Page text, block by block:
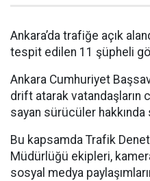
Ankara’da trafiğe açık
tespit edilen 11 şüpheli
Ankara Cumhuriyet
drift atarak vatandaşların
sayan sürücüler
Bu kapsamda Trafik
Müdürlüğü ekipleri,
sosyal medya